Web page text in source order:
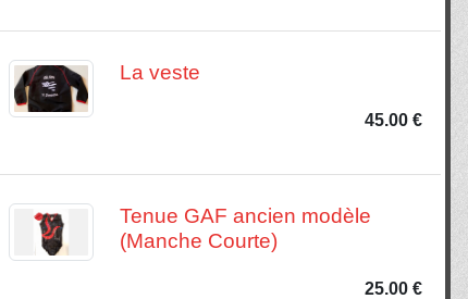
La veste
45.00 €
Tenue GAF ancien modèle
(Manche Courte)
25.00 €